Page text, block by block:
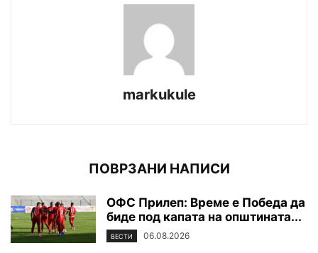
markukule
ПОВРЗАНИ НАПИСИ
ОФС Прилеп: Време е Победа да
биде под капата на општината...
ВЕСТИ 06.08.2026